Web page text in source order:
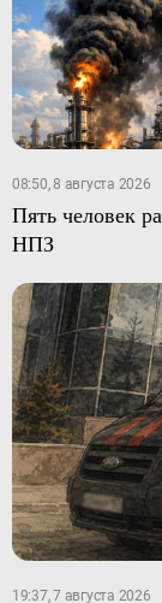
08:50, 8 августа 2026
Пять человек
НПЗ
19:37, 7 августа 2026